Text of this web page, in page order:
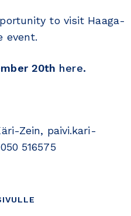
to visit Haaga-
event.
20th here.
Zein, paivi.kari-
516575